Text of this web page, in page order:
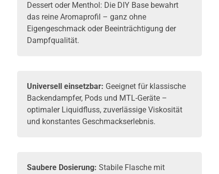
Dessert oder Menthol: Die DIY Base bewahrt
das reine Aromaprofil – ganz ohne
Eigengeschmack oder Beeinträchtigung der
Dampfqualität.
Universell einsetzbar: Geeignet für klassische
Backendampfer, Pods und MTL-Geräte –
optimaler Liquidfluss, zuverlässige Viskosität
und konstantes Geschmackserlebnis.
Saubere Dosierung: Stabile Flasche mit